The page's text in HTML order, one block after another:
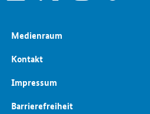
Medienraum
Kontakt
Impressum
Barrierefreiheit